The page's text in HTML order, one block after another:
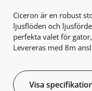
Ciceron är en robust
ljusflöden och
perfekta valet för
Levereras med 8m
Visa